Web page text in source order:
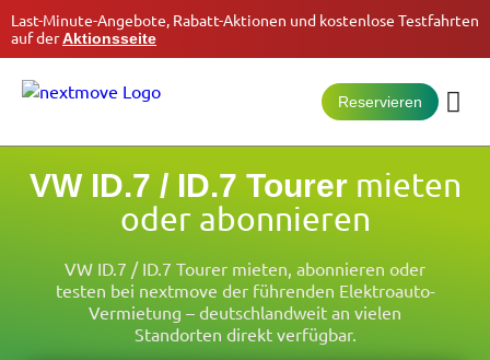
Last-Minute-Angebote, Rabatt-Aktionen und kostenlose Testfahrten
auf derAktionsseite
Reservieren
VW ID.7 / ID.7 Tourermieten
oder abonnieren
VW ID.7 / ID.7 Tourer mieten, abonnieren oder
testen bei nextmove der führenden Elektroauto-
Vermietung – deutschlandweit an vielen
Standorten direkt verfügbar.